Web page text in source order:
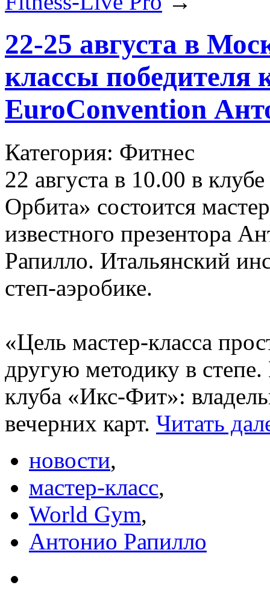
22-25 августа в
классы победителя
EuroConvention
Категория: Фитнес
22 августа в 10.00 в
Орбита» состоится
известного презентора
Рапилло. Итальянский
степ-аэробике.
«Цель мастер-класса
другую методику в
клуба «Икс-Фит»:
вечерних карт. Читать
новости,
мастер-класс,
World Gym,
Антонио Рапилло